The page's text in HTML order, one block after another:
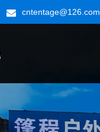
cntentage@126.com